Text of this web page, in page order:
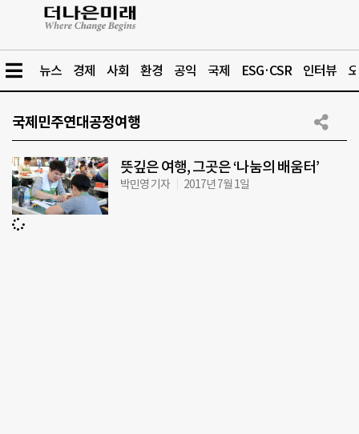
뉴스 경제 사회 환경 공익 국제 ESG·CSR 인터뷰
국제민주연대공정여행
뜻깊은 여행, 그곳은 ‘나눔의 배움터’
박민영 기자 2017년 7월 1일